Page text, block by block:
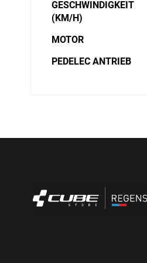
GESCHWINDIGKEIT
(KM/H)
MOTOR
PEDELEC ANTRIEB